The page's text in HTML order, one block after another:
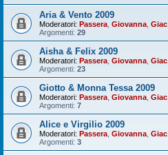
Aria & Vento 2009
Moderatori: Passera Giovanna Giac
Argomenti: 29
Aisha & Felix 2009
Moderatori: Passera Giovanna Giac
Argomenti: 23
Giotto & Monna Tessa 2009
Moderatori: Passera Giovanna Giac
Argomenti: 7
Alice e Virgilio 2009
Moderatori: Passera Giovanna Giac
Argomenti: 3